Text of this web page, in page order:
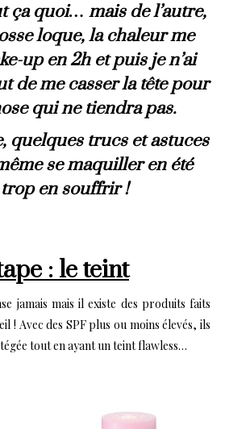
ça quoi… mais de l’autre,
loque, la chaleur me
up en 2h et puis je n’ai
de me casser la tête pour
qui ne tiendra pas.
quelques trucs et astuces
se maquiller en été
en souffrir !
: le teint
jamais mais il existe des produits faits
! Avec des SPF plus ou moins élevés, ils
tout en ayant un teint flawless…